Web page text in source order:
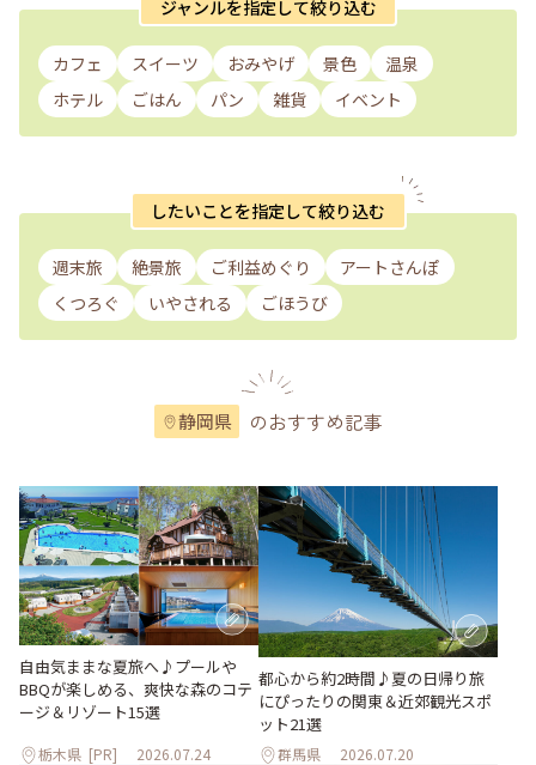
ジャンルを指定して絞り込む
カフェ スイーツ おみやげ 景色
温泉
ホテル
ごはん パン 雑貨 イベント
したいことを指定して絞り込む
週末旅 絶景旅 ご利益めぐり
アートさんぽ
くつろぐ
いやされる ごほうび
静岡県 のおすすめ記事
自由気ままな夏旅へ♪プールや
BBQが楽しめる、爽快な森のコテ
ージ＆リゾート15選
栃木県 [PR] 2026.07.24
都心から約2時間♪夏の日帰り旅
にぴったりの関東＆近郊観光スポ
ット21選
群馬県 2026.07.20